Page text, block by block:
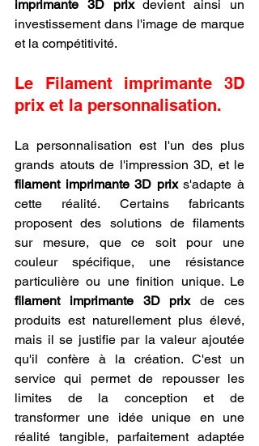
imprimante 3D prix devient ainsi un
investissement dans l'image de marque
et la compétitivité.
Le Filament imprimante 3D
prix et la personnalisation.
La personnalisation est l'un des plus
filament imprimante 3D prix s'adapte à
cette réalité. Certains fabricants
proposent des solutions de filaments
sur mesure, que ce soit pour une
couleur spécifique, une résistance
filament imprimante 3D prix de ces
produits est naturellement plus élevé,
mais il se justifie par la valeur ajoutée
qu'il confère à la création. C'est un
service qui permet de repousser les
limites de la conception et de
transformer une idée unique en une
réalité tangible, parfaitement adaptée